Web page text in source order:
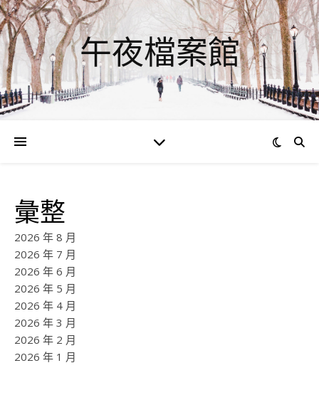
午夜檔案館
彙整
2026 年 8 月
2026 年 7 月
2026 年 6 月
2026 年 5 月
2026 年 4 月
2026 年 3 月
2026 年 2 月
2026 年 1 月